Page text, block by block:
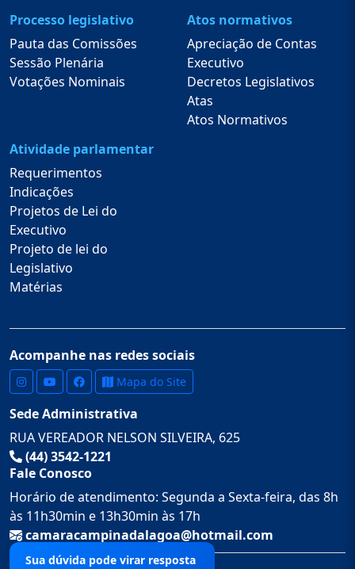
Processo legislativo
Pauta das Comissões
Sessão Plenária
Votações Nominais
Atos normativos
Apreciação de Contas
Executivo
Decretos Legislativos
Atas
Atos Normativos
Atividade parlamentar
Requerimentos
Indicações
Projetos de Lei do
Executivo
Projeto de lei do
Legislativo
Matérias
Acompanhe nas redes sociais
Mapa do Site
Sede Administrativa
RUA VEREADOR NELSON SILVEIRA, 625
(44) 3542-1221
Fale Conosco
Horário de atendimento: Segunda a Sexta-feira, das 8h
às 11h30min e 13h30min às 17h
camaracampinadalagoa@hotmail.com
Sua dúvida pode virar resposta